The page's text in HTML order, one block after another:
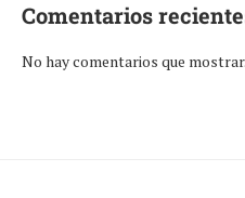
Comentarios
No hay comentarios que mostrar.